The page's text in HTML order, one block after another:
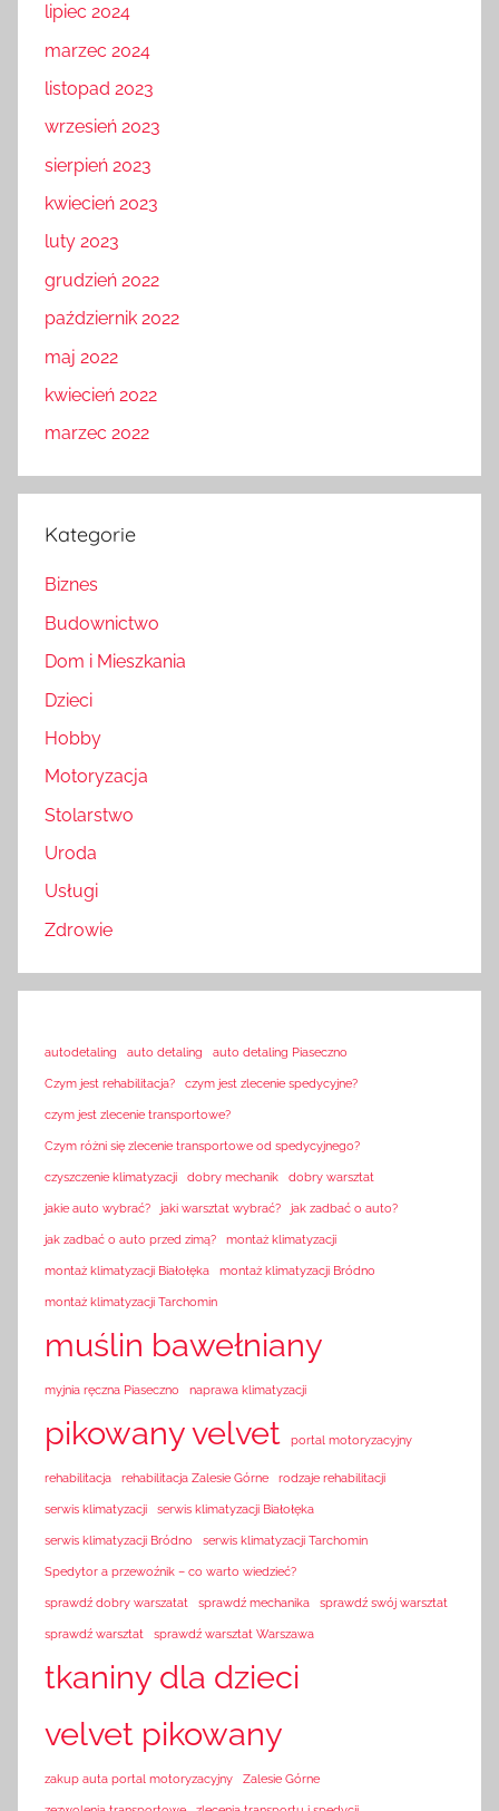
lipiec 2024
marzec 2024
listopad 2023
wrzesień 2023
sierpień 2023
kwiecień 2023
luty 2023
grudzień 2022
październik 2022
maj 2022
kwiecień 2022
marzec 2022
Kategorie
Biznes
Budownictwo
Dom i Mieszkania
Dzieci
Hobby
Motoryzacja
Stolarstwo
Uroda
Usługi
Zdrowie
autodetaling auto detaling auto detaling Piaseczno
Czym jest rehabilitacja? czym jest zlecenie spedycyjne?
czym jest zlecenie transportowe?
Czym różni się zlecenie transportowe od spedycyjnego?
czyszczenie klimatyzacji dobry mechanik dobry warsztat
jakie auto wybrać? jaki warsztat wybrać? jak zadbać o auto?
jak zadbać o auto przed zimą? montaż klimatyzacji
montaż klimatyzacji Białołęka montaż klimatyzacji Bródno
montaż klimatyzacji Tarchomin
muślin bawełniany
myjnia ręczna Piaseczno naprawa klimatyzacji
pikowany velvet portal motoryzacyjny
rehabilitacja rehabilitacja Zalesie Górne rodzaje rehabilitacji
serwis klimatyzacji serwis klimatyzacji Białołęka
serwis klimatyzacji Bródno serwis klimatyzacji Tarchomin
Spedytor a przewoźnik – co warto wiedzieć?
sprawdź dobry warszatat sprawdź mechanika sprawdź swój warsztat
sprawdź warsztat sprawdź warsztat Warszawa
tkaniny dla dzieci
velvet pikowany
zakup auta portal motoryzacyjny Zalesie Górne